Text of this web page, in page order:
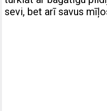
sevi, bet arī savus